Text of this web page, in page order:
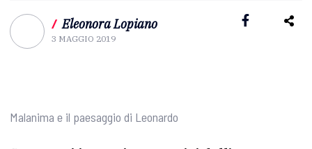
/ Eleonora Lopiano
3 MAGGIO 2019
Malanima e il paesaggio di Leonardo